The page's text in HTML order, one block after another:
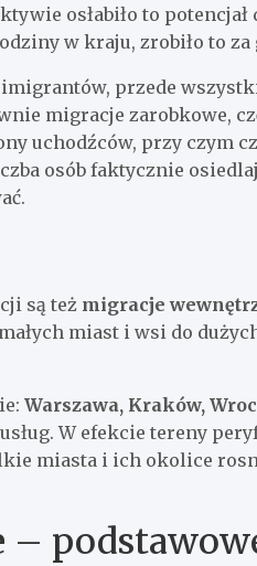
osłabiło to
w kraju, zrobiło to za
imigrantów, przede
migracje zarobkowe,
uchodźców, przy czym
osób faktycznie
są też migracje
miast i wsi do
Warszawa, Kraków,
W efekcie tereny
miasta i ich okolice
–